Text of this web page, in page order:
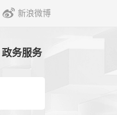
新浪微博
政务服务